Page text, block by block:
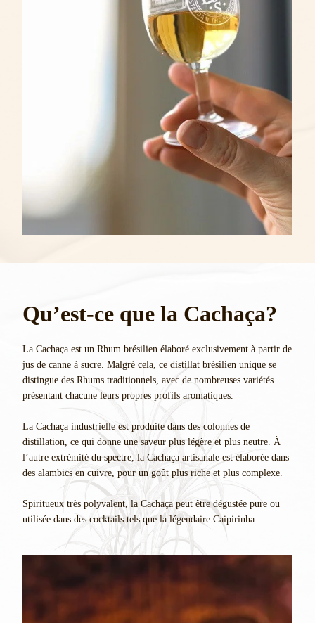
Qu’est-ce que la Cachaça?
La Cachaça est un Rhum brésilien élaboré exclusivement à partir de
jus de canne à sucre. Malgré cela, ce distillat brésilien unique se
distingue des Rhums traditionnels, avec de nombreuses variétés
présentant chacune leurs propres profils aromatiques.
La Cachaça industrielle est produite dans des colonnes de
distillation, ce qui donne une saveur plus légère et plus neutre. À
l’autre extrémité du spectre, la Cachaça artisanale est élaborée dans
des alambics en cuivre, pour un goût plus riche et plus complexe.
Spiritueux très polyvalent, la Cachaça peut être dégustée pure ou
utilisée dans des cocktails tels que la légendaire Caipirinha.